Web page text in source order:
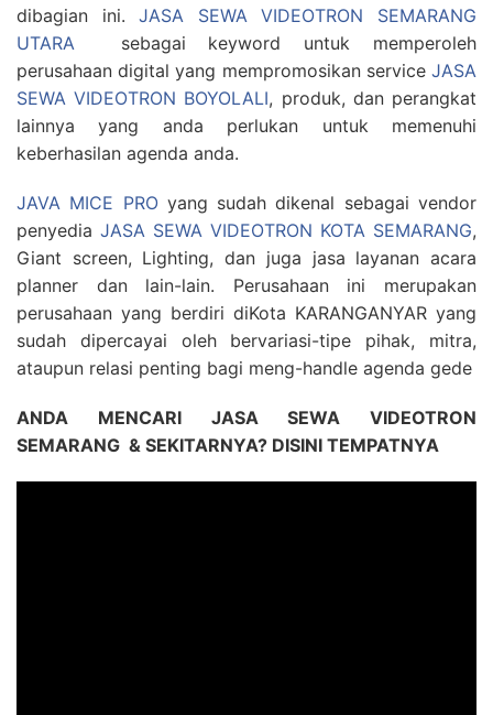
dibagian ini.JASA SEWA VIDEOTRON SEMARANG
UTARA sebagai keyword untuk memperoleh
perusahaan digital yang mempromosikan service JASA
SEWA VIDEOTRON BOYOLALI, produk, dan perangkat
lainnya yang anda perlukan untuk memenuhi
keberhasilan agenda anda.
JAVA MICE PROyang sudah dikenal sebagai vendor
penyedia JASA SEWA VIDEOTRON KOTA SEMARANG,
Giant screen, Lighting, dan juga jasa layanan acara
planner dan lain-lain. Perusahaan ini merupakan
perusahaan yang berdiri diKota KARANGANYAR yang
sudah dipercayai oleh bervariasi-tipe pihak, mitra,
ataupun relasi penting bagi meng-handle agenda gede
ANDA MENCARI JASA SEWA VIDEOTRON
SEMARANG & SEKITARNYA? DISINI TEMPATNYA